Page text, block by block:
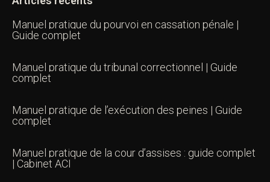
Manuel pratique du pourvoi en cassation pénale |
Guide complet
Manuel pratique du tribunal correctionnel | Guide
complet
Manuel pratique de l’exécution des peines | Guide
complet
Manuel pratique de la cour d’assises : guide complet
| Cabinet ACI